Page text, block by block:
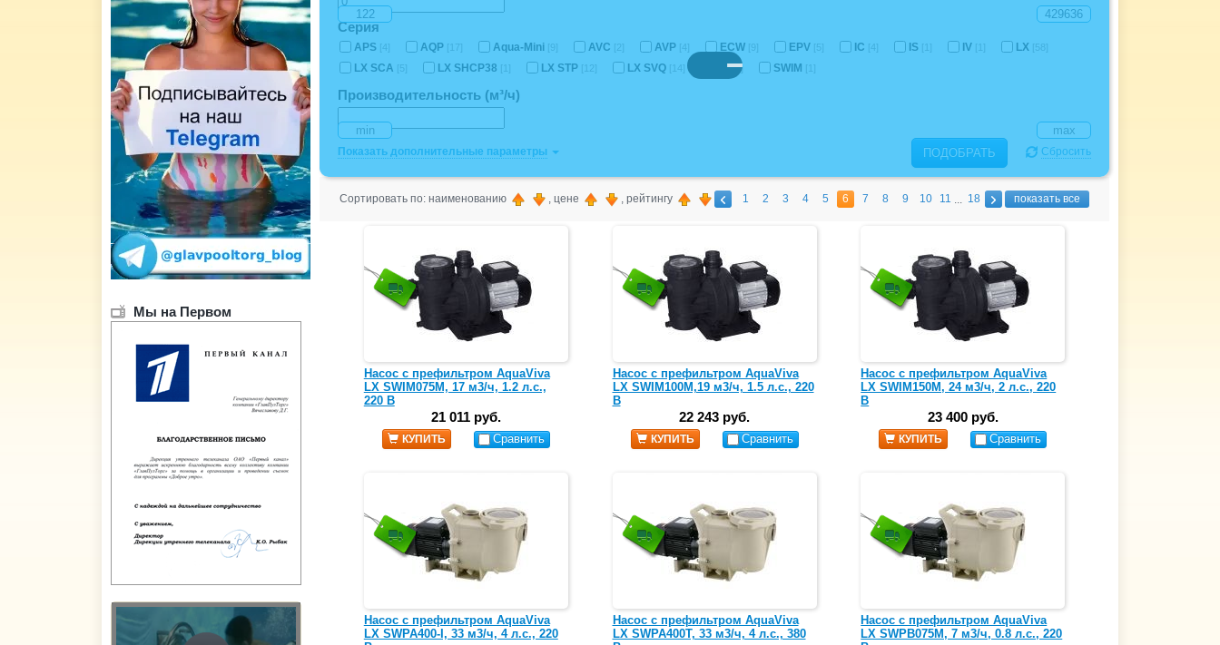
Мы на Первом
Серия
APS AQP [17] Aqua-Mini [9] AVC [2] AVP ECW [9] EPV [5] IC IS IV LX [58]
LX SCA [5] LX SHCP38 LX STP [12] LX SVQ SP[9] SWIM
Производительность (м³/ч)
Показать дополнительные параметры Сбросить
ПОДОБРАТЬ
Сортировать по: наименованию , цене , рейтингу 1 2 3 4 5 6 7 8 9 10 11 ... 18 показать все
Насос с префильтром AquaViva
LX SWIM075M, 17 м3/ч, 1.2 л.с.,
220 В
21 011 руб.
КУПИТЬ Сравнить
Насос с префильтром AquaViva
LX SWIM100M,19 м3/ч, 1.5 л.с., 220
В
22 243 руб.
КУПИТЬ Сравнить
Насос с префильтром AquaViva
LX SWIM150M, 24 м3/ч, 2 л.с., 220
В
23 400 руб.
КУПИТЬ Сравнить
Насос с префильтром AquaViva
LX SWPA400-I, 33 м3/ч, 4 л.с., 220
Насос с префильтром AquaViva
LX SWPA400T, 33 м3/ч, 4 л.с., 380
Насос с префильтром AquaViva
LX SWPB075M, 7 м3/ч, 0.8 л.с., 220